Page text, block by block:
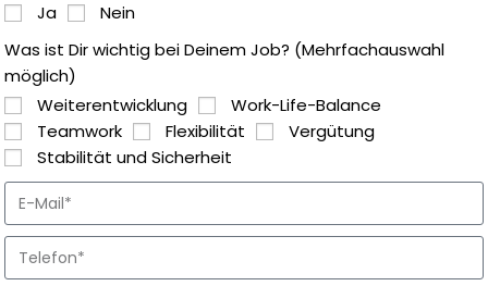
Ja
Nein
Was ist Dir wichtig bei Deinem Job? (Mehrfachauswahl
möglich)
Weiterentwicklung
Work-Life-Balance
Teamwork
Flexibilität
Vergütung
Stabilität und Sicherheit